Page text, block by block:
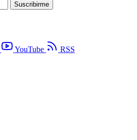
Suscribirme
YouTube RSS